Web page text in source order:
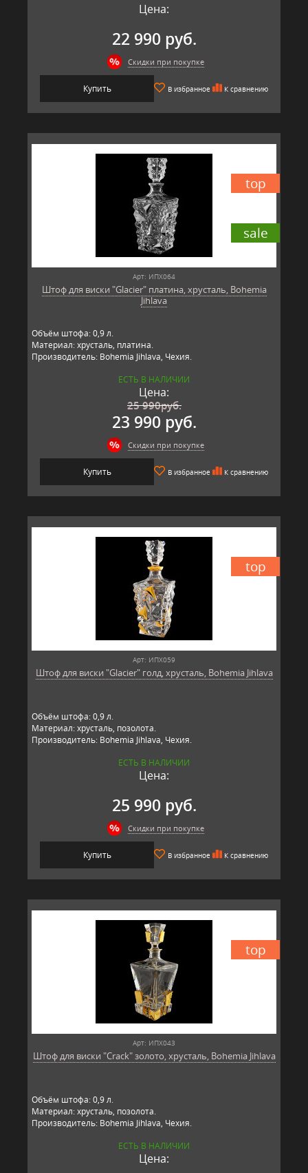
Цена:
22 990 руб.
Скидки при покупке
Купить В избранное К сравнению
sale
top
Арт: ИПХ064
Штоф для виски "Glacier" платина, хрусталь, Bohemia
Jihlava
Объём штофа: 0,9 л.
Материал: хрусталь, платина.
Производитель: Bohemia Jihlava, Чехия.
ЕСТЬ В НАЛИЧИИ
Цена:
25 990руб.
23 990 руб.
Скидки при покупке
Купить В избранное К сравнению
top
Арт: ИПХ059
Штоф для виски "Glacier" голд, хрусталь, Bohemia Jihlava
Объём штофа: 0,9 л.
Материал: хрусталь, позолота.
Производитель: Bohemia Jihlava, Чехия.
ЕСТЬ В НАЛИЧИИ
Цена:
25 990 руб.
Скидки при покупке
Купить В избранное К сравнению
top
Арт: ИПХ043
Штоф для виски "Crack" золото, хрусталь, Bohemia Jihlava
Объём штофа: 0,9 л.
Материал: хрусталь, позолота.
Производитель: Bohemia Jihlava, Чехия.
ЕСТЬ В НАЛИЧИИ
Цена: